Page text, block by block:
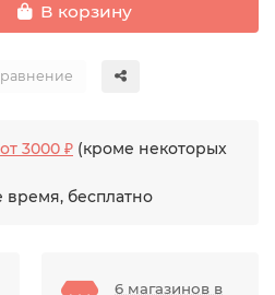
В корзину
от 3000 ₽ (кроме некоторых
бесплатно
6 магазинов в